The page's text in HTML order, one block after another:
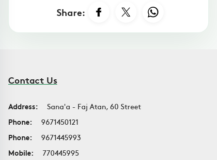
Share:
Contact Us
Address:
Sana'a - Faj Atan, 60 Street
Phone:
9671450121
Phone:
9671445993
Mobile:
770445995